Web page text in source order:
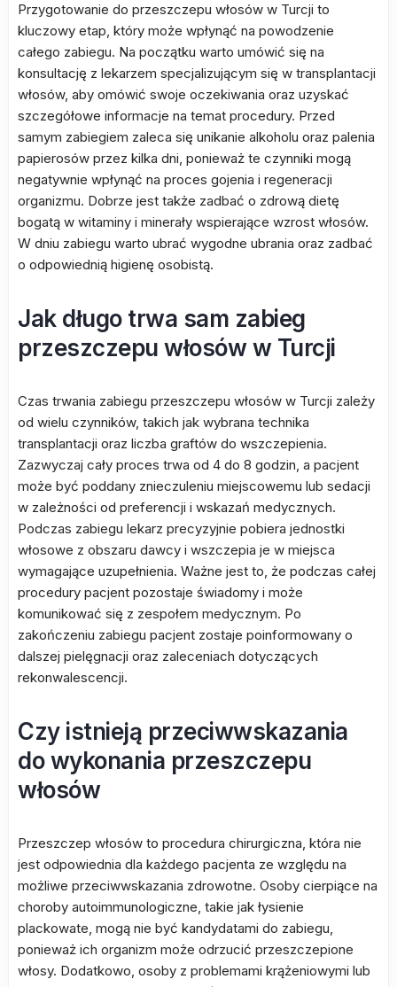
Przygotowanie do przeszczepu włosów w Turcji to
kluczowy etap, który może wpłynąć na powodzenie
całego zabiegu. Na początku warto umówić się na
konsultację z lekarzem specjalizującym się w transplantacji
włosów, aby omówić swoje oczekiwania oraz uzyskać
szczegółowe informacje na temat procedury. Przed
samym zabiegiem zaleca się unikanie alkoholu oraz palenia
papierosów przez kilka dni, ponieważ te czynniki mogą
negatywnie wpłynąć na proces gojenia i regeneracji
organizmu. Dobrze jest także zadbać o zdrową dietę
bogatą w witaminy i minerały wspierające wzrost włosów.
W dniu zabiegu warto ubrać wygodne ubrania oraz zadbać
o odpowiednią higienę osobistą.
Jak długo trwa sam zabieg
przeszczepu włosów w Turcji
Czas trwania zabiegu przeszczepu włosów w Turcji zależy
od wielu czynników, takich jak wybrana technika
transplantacji oraz liczba graftów do wszczepienia.
Zazwyczaj cały proces trwa od 4 do 8 godzin, a pacjent
może być poddany znieczuleniu miejscowemu lub sedacji
w zależności od preferencji i wskazań medycznych.
Podczas zabiegu lekarz precyzyjnie pobiera jednostki
włosowe z obszaru dawcy i wszczepia je w miejsca
wymagające uzupełnienia. Ważne jest to, że podczas całej
procedury pacjent pozostaje świadomy i może
komunikować się z zespołem medycznym. Po
zakończeniu zabiegu pacjent zostaje poinformowany o
dalszej pielęgnacji oraz zaleceniach dotyczących
rekonwalescencji.
Czy istnieją przeciwwskazania
do wykonania przeszczepu
włosów
Przeszczep włosów to procedura chirurgiczna, która nie
jest odpowiednia dla każdego pacjenta ze względu na
możliwe przeciwwskazania zdrowotne. Osoby cierpiące na
choroby autoimmunologiczne, takie jak łysienie
plackowate, mogą nie być kandydatami do zabiegu,
ponieważ ich organizm może odrzucić przeszczepione
włosy. Dodatkowo, osoby z problemami krążeniowymi lub